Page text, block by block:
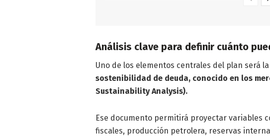
Análisis clave para definir cuánto
Uno de los elementos centrales del plan será la
sostenibilidad de deuda, conocido en los
Sustainability Analysis).
Ese documento permitirá proyectar variables
fiscales, producción petrolera, reservas